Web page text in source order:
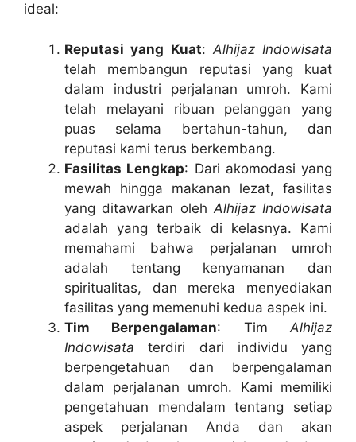
ideal:
Reputasi yang Kuat: Alhijaz Indowisata
telah membangun reputasi yang kuat
dalam industri perjalanan umroh. Kami
telah melayani ribuan pelanggan yang
puas selama bertahun-tahun, dan
reputasi kami terus berkembang.
Fasilitas Lengkap: Dari akomodasi yang
mewah hingga makanan lezat, fasilitas
yang ditawarkan oleh Alhijaz Indowisata
adalah yang terbaik di kelasnya. Kami
memahami bahwa perjalanan umroh
adalah tentang kenyamanan dan
spiritualitas, dan mereka menyediakan
fasilitas yang memenuhi kedua aspek ini.
Tim Berpengalaman: TimAlhijaz
Indowisata terdiri dari individu yang
berpengetahuan dan berpengalaman
dalam perjalanan umroh. Kami memiliki
pengetahuan mendalam tentang setiap
aspek perjalanan Anda dan akan